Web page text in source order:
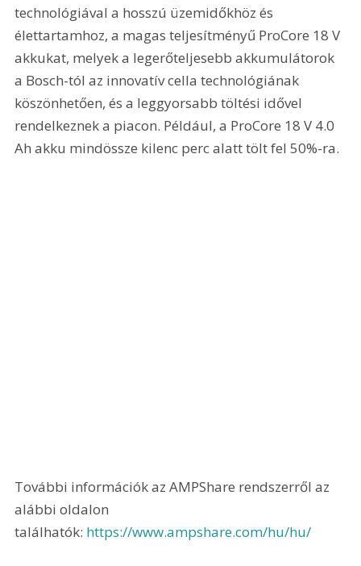
technológiával a hosszú üzemidőkhöz és
élettartamhoz, a magas teljesítményű ProCore 18 V
akkukat, melyek a legerőteljesebb akkumulátorok
a Bosch-tól az innovatív cella technológiának
köszönhetően, és a leggyorsabb töltési idővel
rendelkeznek a piacon. Például, a ProCore 18 V 4.0
Ah akku mindössze kilenc perc alatt tölt fel 50%-ra.
További információk az AMPShare rendszerről az
alábbi oldalon
találhatók: https://www.ampshare.com/hu/hu/